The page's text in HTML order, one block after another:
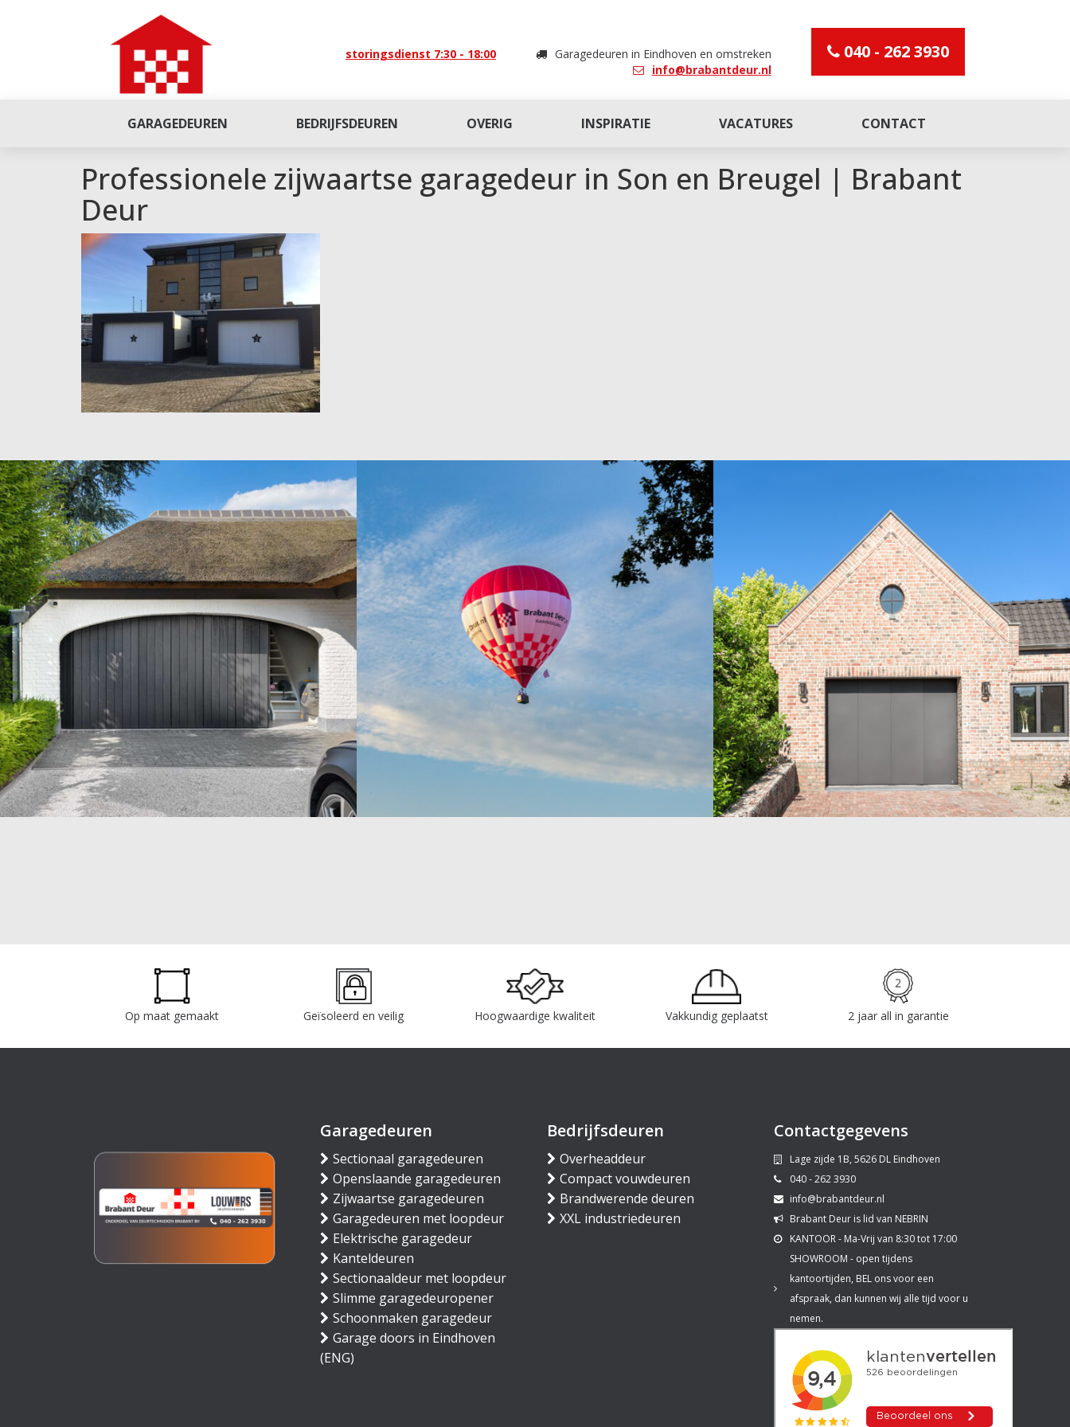
storingsdienst 7:30 - 18:00
Garagedeuren in Eindhoven en omstreken
info@brabantdeur.nl
040 - 262 3930
GARAGEDEUREN BEDRIJFSDEUREN OVERIG INSPIRATIE VACATURES CONTACT
Professionele zijwaartse garagedeur in Son en Breugel | Brabant
Deur
Op maat gemaakt Geïsoleerd en veilig Hoogwaardige kwaliteit Vakkundig geplaatst 2 jaar all in garantie
Garagedeuren
Sectionaal garagedeuren
Openslaande garagedeuren
Zijwaartse garagedeuren
Garagedeuren met loopdeur
Elektrische garagedeur
Kanteldeuren
Sectionaaldeur met loopdeur
Slimme garagedeuropener
Schoonmaken garagedeur
Garage doors in Eindhoven
(ENG)
Bedrijfsdeuren
Overheaddeur
Compact vouwdeuren
Brandwerende deuren
XXL industriedeuren
Contactgegevens
Lage zijde 1B, 5626 DL Eindhoven
040 - 262 3930
info@brabantdeur.nl
Brabant Deur is lid van NEBRIN
KANTOOR - Ma-Vrij van 8:30 tot 17:00
SHOWROOM - open tijdens
kantoortijden, BEL ons voor een
afspraak, dan kunnen wij alle tijd voor u
nemen.